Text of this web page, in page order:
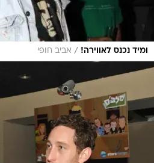
ומיד נכנס לאווירה! / אביב חופי